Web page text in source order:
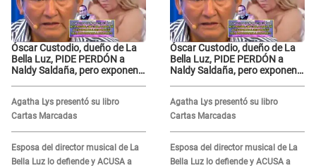
Óscar Custodio, dueño de La
Bella Luz, PIDE PERDÓN a
Naldy Saldaña, pero exponen
grabar"
Agatha Lys presentó su libro
Cartas Marcadas
Esposa del director musical de La
Bella Luz lo defiende y ACUSA a
Óscar Custodio, dueño de La
Bella Luz, PIDE PERDÓN a
Naldy Saldaña, pero exponen
grabar"
Agatha Lys presentó su libro
Cartas Marcadas
Esposa del director musical de La
Bella Luz lo defiende y ACUSA a